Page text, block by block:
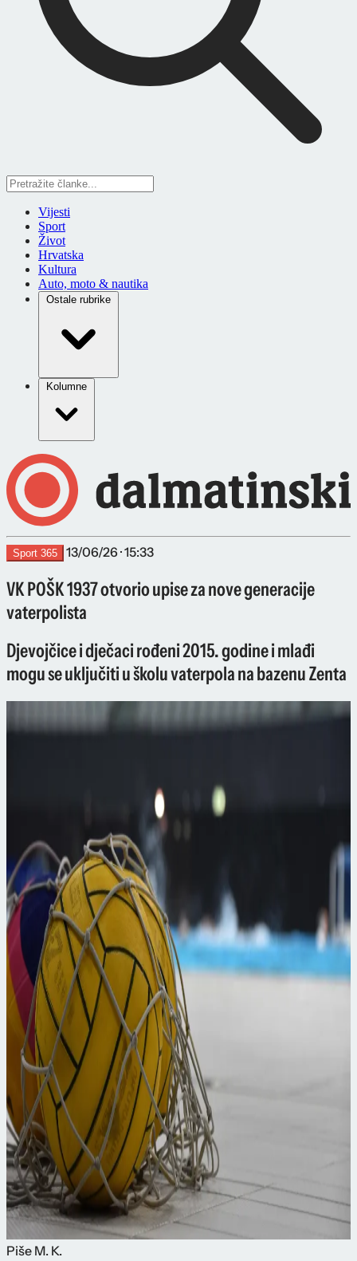
Vijesti
Sport
Život
Hrvatska
Kultura
Auto, moto & nautika
Ostale rubrike
Kolumne
Sport 365 13/06/26 · 15:33
VK POŠK 1937 otvorio upise za nove generacije
vaterpolista
Djevojčice i dječaci rođeni 2015. godine i mlađi
mogu se uključiti u školu vaterpola na bazenu Zenta
Piše M. K.